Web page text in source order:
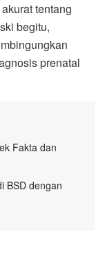
tentang
begitu,
prenatal
Fakta dan
BSD dengan